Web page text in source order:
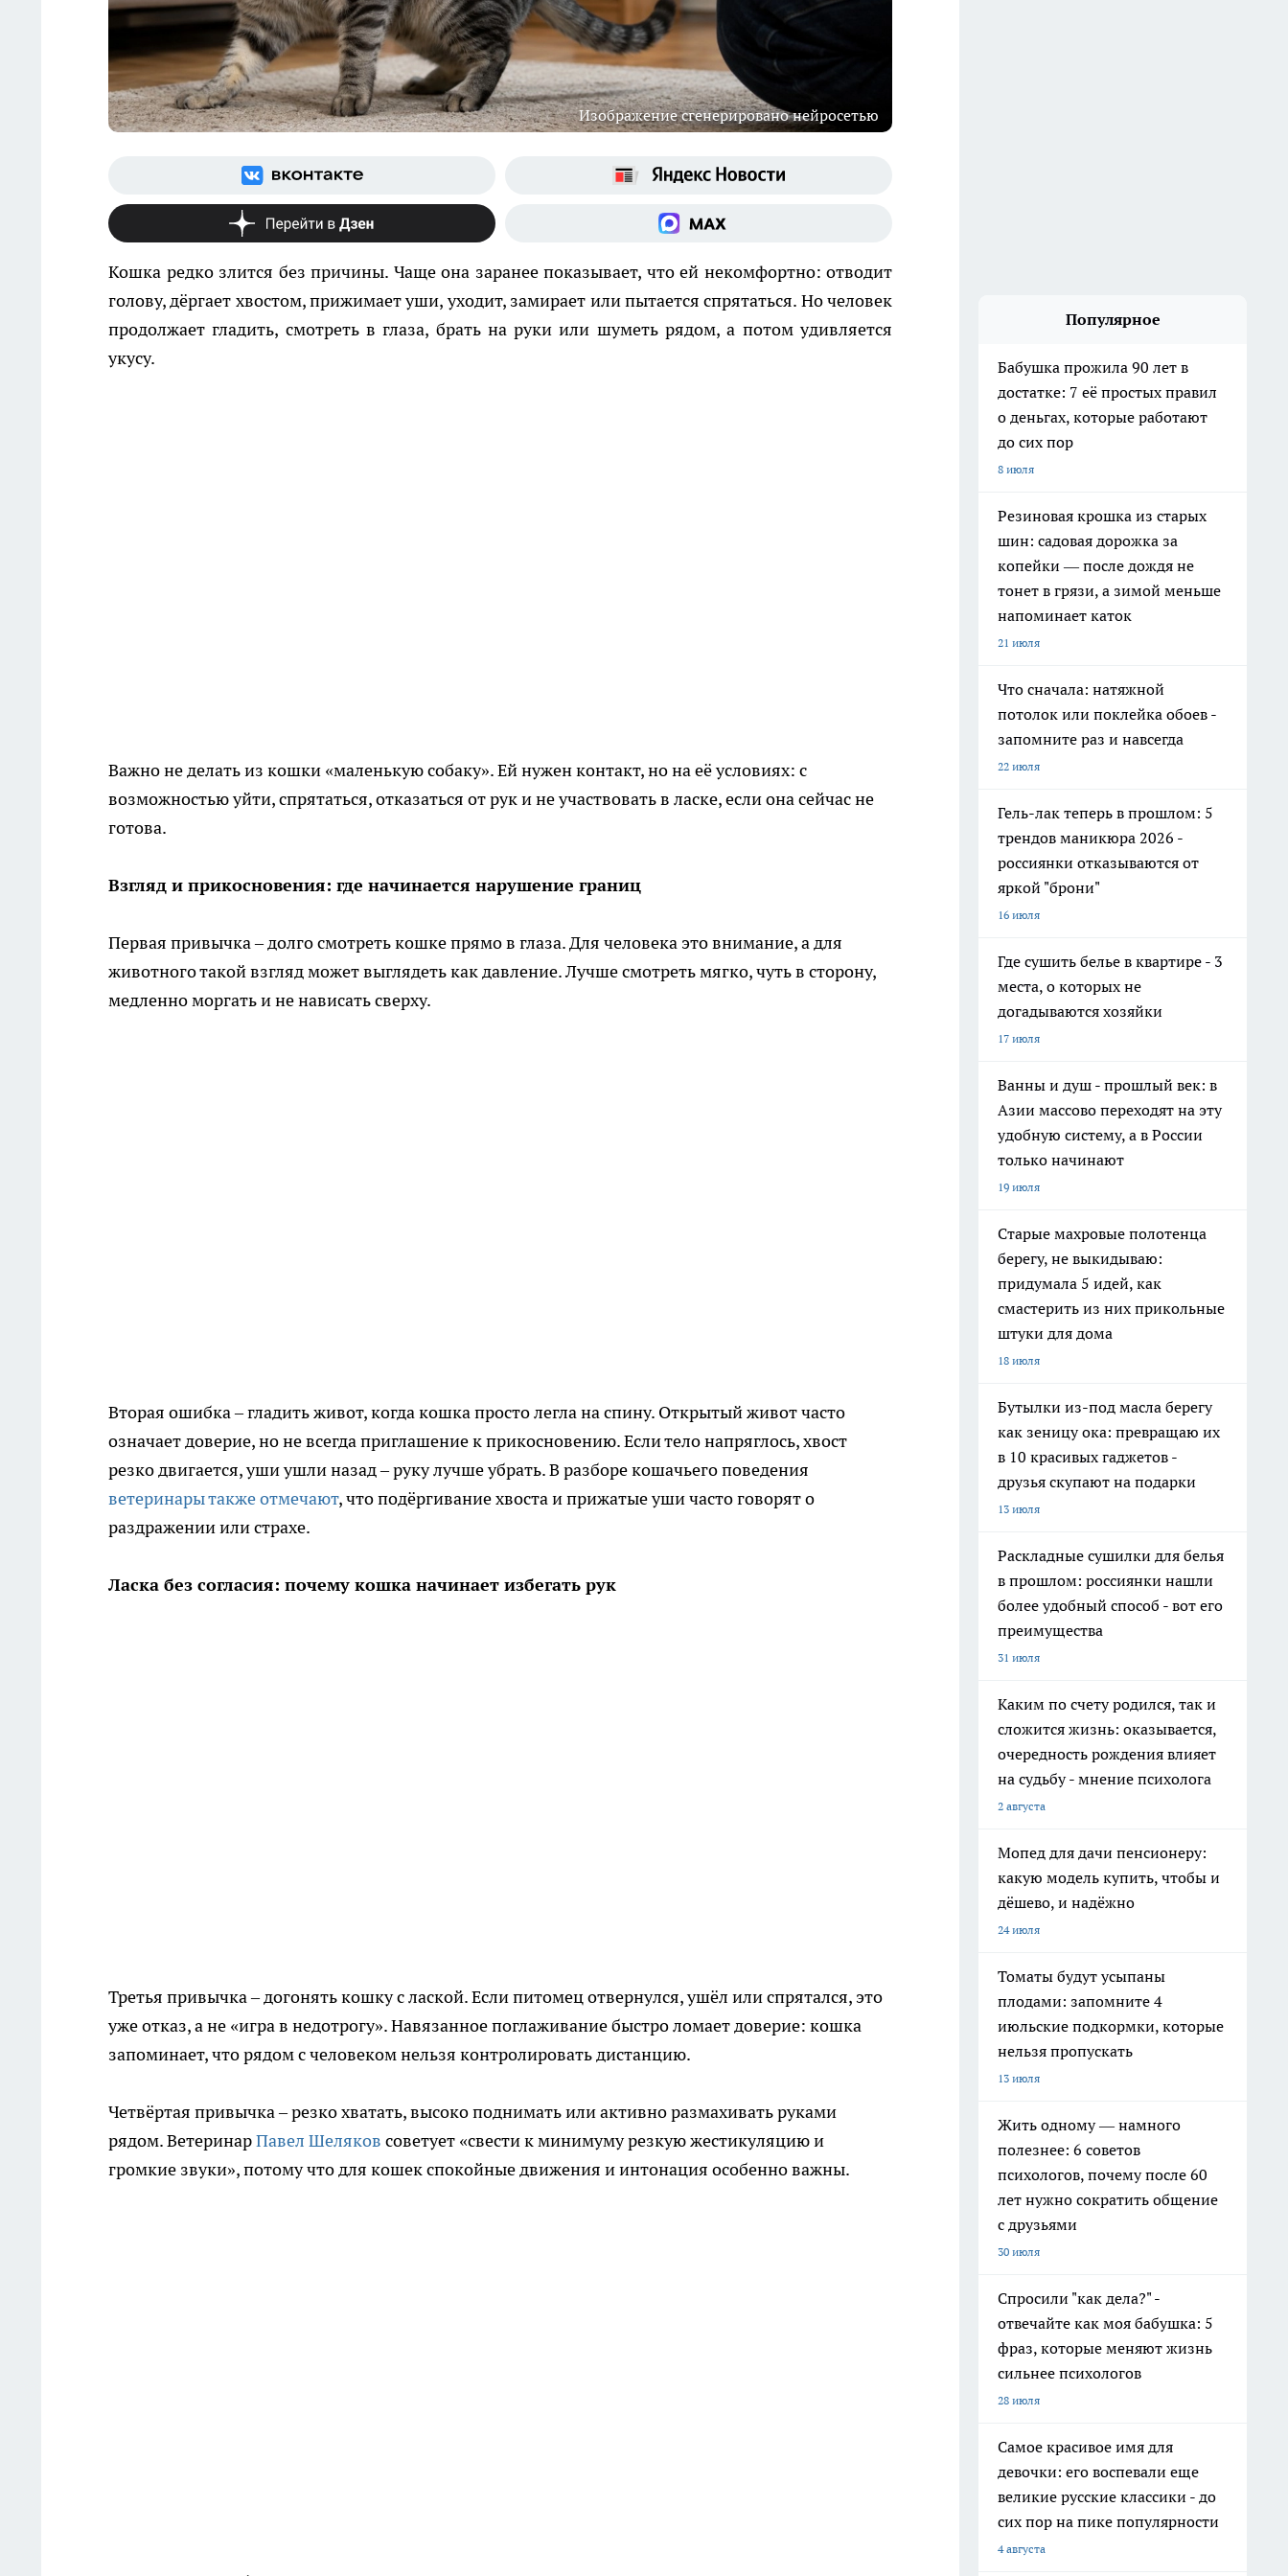
Изображение сгенерировано нейросетью
Кошка редко злится без причины. Чаще она заранее показывает, что ей некомфортно: отводит
голову, дёргает хвостом, прижимает уши, уходит, замирает или пытается спрятаться. Но человек
продолжает гладить, смотреть в глаза, брать на руки или шуметь рядом, а потом удивляется
укусу.
Важно не делать из кошки «маленькую собаку». Ей нужен контакт, но на её условиях: с
возможностью уйти, спрятаться, отказаться от рук и не участвовать в ласке, если она сейчас не
готова.
Взгляд и прикосновения: где начинается нарушение границ
Первая привычка – долго смотреть кошке прямо в глаза. Для человека это внимание, а для
животного такой взгляд может выглядеть как давление. Лучше смотреть мягко, чуть в сторону,
медленно моргать и не нависать сверху.
Вторая ошибка – гладить живот, когда кошка просто легла на спину. Открытый живот часто
означает доверие, но не всегда приглашение к прикосновению. Если тело напряглось, хвост
резко двигается, уши ушли назад – руку лучше убрать. В разборе кошачьего поведения
ветеринары также отмечают, что подёргивание хвоста и прижатые уши часто говорят о
раздражении или страхе.
Ласка без согласия: почему кошка начинает избегать рук
Третья привычка – догонять кошку с лаской. Если питомец отвернулся, ушёл или спрятался, это
уже отказ, а не «игра в недотрогу». Навязанное поглаживание быстро ломает доверие: кошка
запоминает, что рядом с человеком нельзя контролировать дистанцию.
Четвёртая привычка – резко хватать, высоко поднимать или активно размахивать руками
рядом. ВетеринарПавел Шеляков советует «свести к минимуму резкую жестикуляцию и
громкие звуки», потому что для кошек спокойные движения и интонация особенно важны.
Популярное
Бабушка прожила 90 лет в
достатке: 7 её простых правил
о деньгах, которые работают
до сих пор
8 июля
Резиновая крошка из старых
шин: садовая дорожка за
копейки — после дождя не
тонет в грязи, а зимой меньше
напоминает каток
21 июля
Что сначала: натяжной
потолок или поклейка обоев -
запомните раз и навсегда
22 июля
Гель-лак теперь в прошлом: 5
трендов маникюра 2026 -
россиянки отказываются от
яркой "брони"
16 июля
Где сушить белье в квартире - 3
места, о которых не
догадываются хозяйки
17 июля
Ванны и душ - прошлый век: в
Азии массово переходят на эту
удобную систему, а в России
только начинают
19 июля
Старые махровые полотенца
берегу, не выкидываю:
придумала 5 идей, как
смастерить из них прикольные
штуки для дома
18 июля
Бутылки из-под масла берегу
как зеницу ока: превращаю их
в 10 красивых гаджетов -
друзья скупают на подарки
13 июля
Раскладные сушилки для белья
в прошлом: россиянки нашли
более удобный способ - вот его
преимущества
31 июля
Каким по счету родился, так и
сложится жизнь: оказывается,
очередность рождения влияет
на судьбу - мнение психолога
2 августа
Мопед для дачи пенсионеру:
какую модель купить, чтобы и
дёшево, и надёжно
24 июля
Томаты будут усыпаны
плодами: запомните 4
июльские подкормки, которые
нельзя пропускать
13 июля
Жить одному — намного
полезнее: 6 советов
психологов, почему после 60
лет нужно сократить общение
с друзьями
30 июля
Спросили "как дела?" -
отвечайте как моя бабушка: 5
фраз, которые меняют жизнь
сильнее психологов
28 июля
Самое красивое имя для
девочки: его воспевали еще
великие русские классики - до
сих пор на пике популярности
4 августа